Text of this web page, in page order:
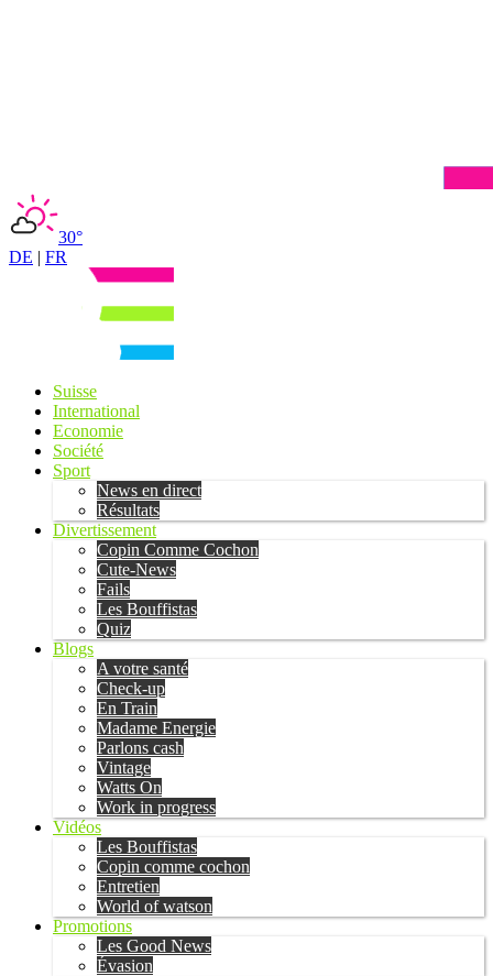
30°
DE | FR
Suisse
International
Economie
Société
Sport
News en direct
Résultats
Divertissement
Copin Comme Cochon
Cute-News
Fails
Les Bouffistas
Quiz
Blogs
A votre santé
Check-up
En Train
Madame Energie
Parlons cash
Vintage
Watts On
Work in progress
Vidéos
Les Bouffistas
Copin comme cochon
Entretien
World of watson
Promotions
Les Good News
Évasion